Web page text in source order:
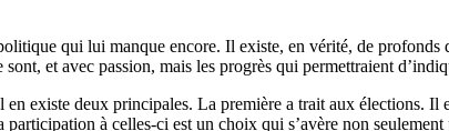
qui lui manque encore. Il existe, en vérité, de profonds
et avec passion, mais les progrès qui permettraient
existe deux principales. La première a trait aux élections.
à celles-ci est un choix qui s’avère non